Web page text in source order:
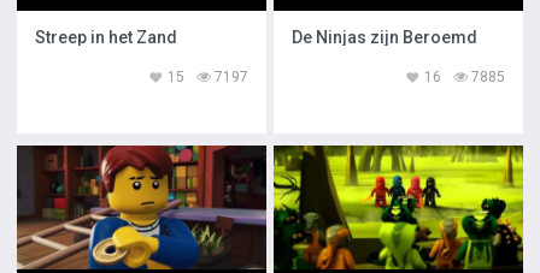
Streep in het Zand
7197
15
De Ninjas zijn Beroemd
7885
16